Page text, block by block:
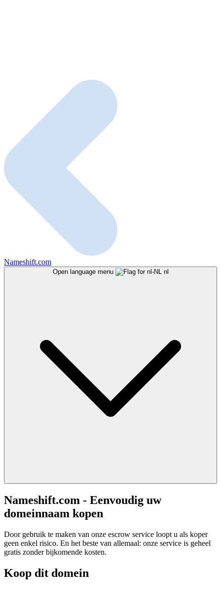
Nameshift.com
Open language menu nl
Nameshift.com - Eenvoudig uw
domeinnaam kopen
Door gebruik te maken van onze escrow service loopt u als koper
geen enkel risico. En het beste van allemaal: onze service is geheel
gratis zonder bijkomende kosten.
Koop dit domein